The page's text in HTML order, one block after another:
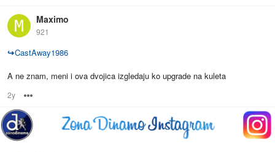
Maximo
921
↪CastAway1986
A ne znam, meni i ova dvojica izgledaju ko upgrade na kuleta
2y